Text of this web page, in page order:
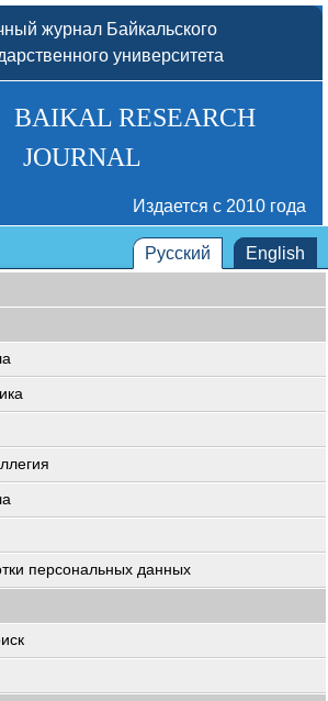
журнал Байкальского
университета
BAIKAL RESEARCH
JOURNAL
Издается с 2010 года
Русский English
персональных данных